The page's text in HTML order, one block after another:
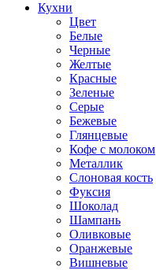
Кухни
Цвет
Белые
Черные
Желтые
Красные
Зеленые
Серые
Бежевые
Глянцевые
Кофе с молоком
Металлик
Слоновая кость
Фуксия
Шоколад
Шампань
Оливковые
Оранжевые
Вишневые